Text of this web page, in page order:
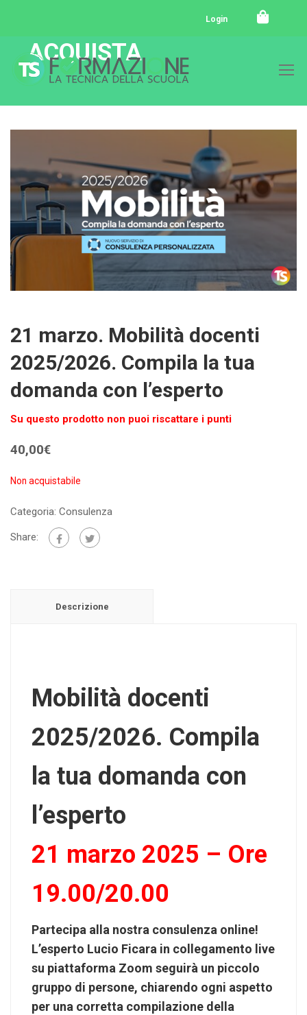
Login
ACQUISTA
21 marzo. Mobilità docenti
2025/2026. Compila la tua
domanda con l’esperto
Su questo prodotto non puoi riscattare i punti
40,00€
Non acquistabile
Categoria: Consulenza
Share:
Descrizione
Mobilità docenti
2025/2026. Compila
la tua domanda con
l’esperto
21 marzo 2025 – Ore
19.00/20.00
Partecipa alla nostra consulenza online!
L’esperto Lucio Ficara in collegamento live
su piattaforma Zoom seguirà un piccolo
gruppo di persone, chiarendo ogni aspetto
per una corretta compilazione della